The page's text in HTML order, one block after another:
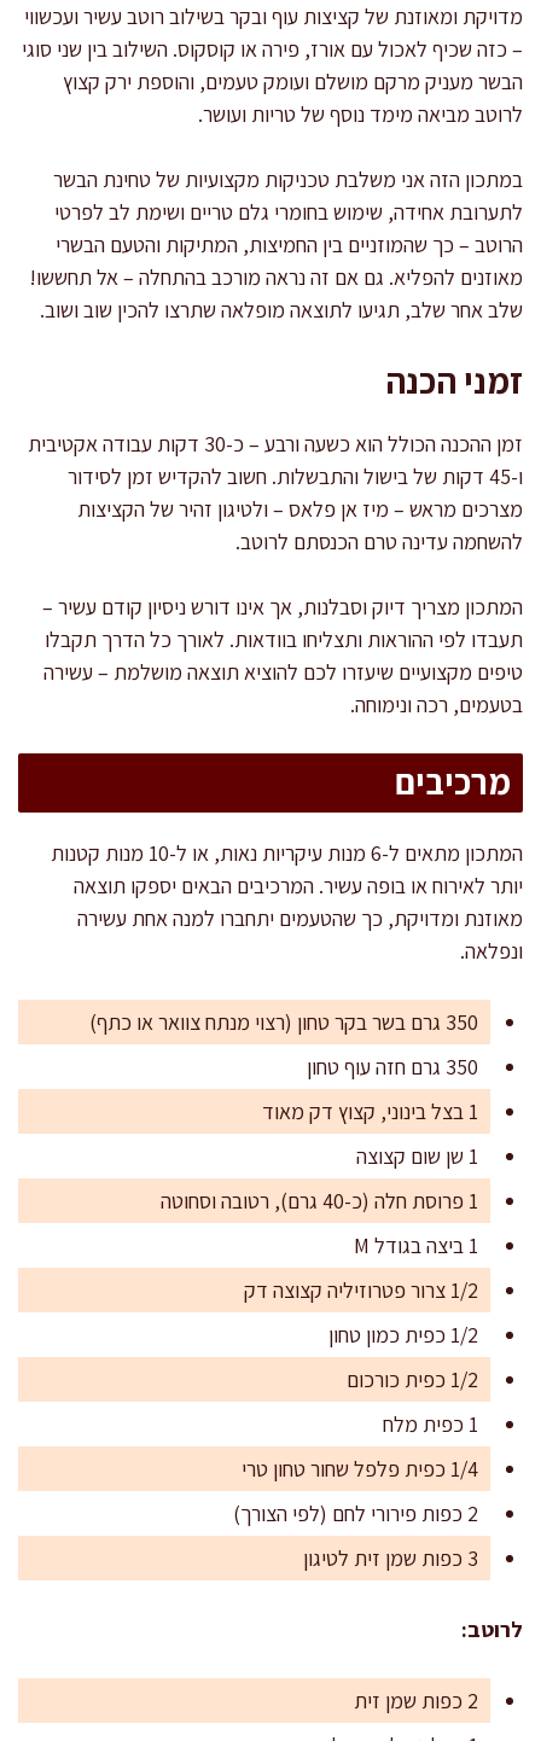
מדויקת ומאוזנת של קציצות עוף ובקר בשילוב רוטב עשיר ועכשווי
– כזה שכיף לאכול עם אורז, פירה או קוסקוס. השילוב בין שני סוגי
הבשר מעניק מרקם מושלם ועומק טעמים, והוספת ירק קצוץ
לרוטב מביאה מימד נוסף של טריות ועושר.
במתכון הזה אני משלבת טכניקות מקצועיות של טחינת הבשר
לתערובת אחידה, שימוש בחומרי גלם טריים ושימת לב לפרטי
הרוטב – כך שהמוזניים בין החמיצות, המתיקות והטעם הבשרי
מאוזנים להפליא. גם אם זה נראה מורכב בהתחלה – אל תחששו!
שלב אחר שלב, תגיעו לתוצאה מופלאה שתרצו להכין שוב ושוב.
זמני הכנה
זמן ההכנה הכולל הוא כשעה ורבע – כ-30 דקות עבודה אקטיבית
ו-45 דקות של בישול והתבשלות. חשוב להקדיש זמן לסידור
מצרכים מראש – מיז אן פלאס – ולטיגון זהיר של הקציצות
להשחמה עדינה טרם הכנסתם לרוטב.
המתכון מצריך דיוק וסבלנות, אך אינו דורש ניסיון קודם עשיר –
תעבדו לפי ההוראות ותצליחו בוודאות. לאורך כל הדרך תקבלו
טיפים מקצועיים שיעזרו לכם להוציא תוצאה מושלמת – עשירה
בטעמים, רכה ונימוחה.
מרכיבים
המתכון מתאים ל-6 מנות עיקריות נאות, או ל-10 מנות קטנות
יותר לאירוח או בופה עשיר. המרכיבים הבאים יספקו תוצאה
מאוזנת ומדויקת, כך שהטעמים יתחברו למנה אחת עשירה
ונפלאה.
350 גרם בשר בקר טחון (רצוי מנתח צוואר או כתף)
350 גרם חזה עוף טחון
1 בצל בינוני, קצוץ דק מאוד
1 שן שום קצוצה
1 פרוסת חלה (כ-40 גרם), רטובה וסחוטה
1 ביצה בגודל M
1/2 צרור פטרוזיליה קצוצה דק
1/2 כפית כמון טחון
1/2 כפית כורכום
1 כפית מלח
1/4 כפית פלפל שחור טחון טרי
2 כפות פירורי לחם (לפי הצורך)
3 כפות שמן זית לטיגון
לרוטב:
2 כפות שמן זית